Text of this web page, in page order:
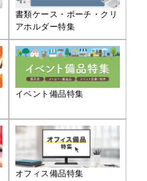
書類ケース・ポーチ・クリ
アホルダー特集
イベント備品特集
オフィス備品特集